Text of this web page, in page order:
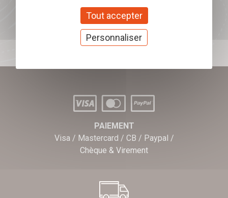
cadeaux
J'offre des chèques cadeaux
PAIEMENT
Visa / Mastercard / CB / Paypal /
Chèque & Virement
Tout accepter
Personnaliser